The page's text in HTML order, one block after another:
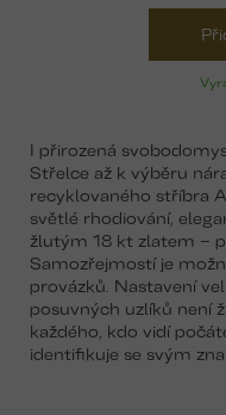
I přirozená
Střelce až k výběru
recyklovaného stříbra
světlé rhodiování,
žlutým 18 kt zlatem –
Samozřejmostí je
provázků. Nastavení
posuvných uzlíků není
každého, kdo vidí
identifikuje se svým